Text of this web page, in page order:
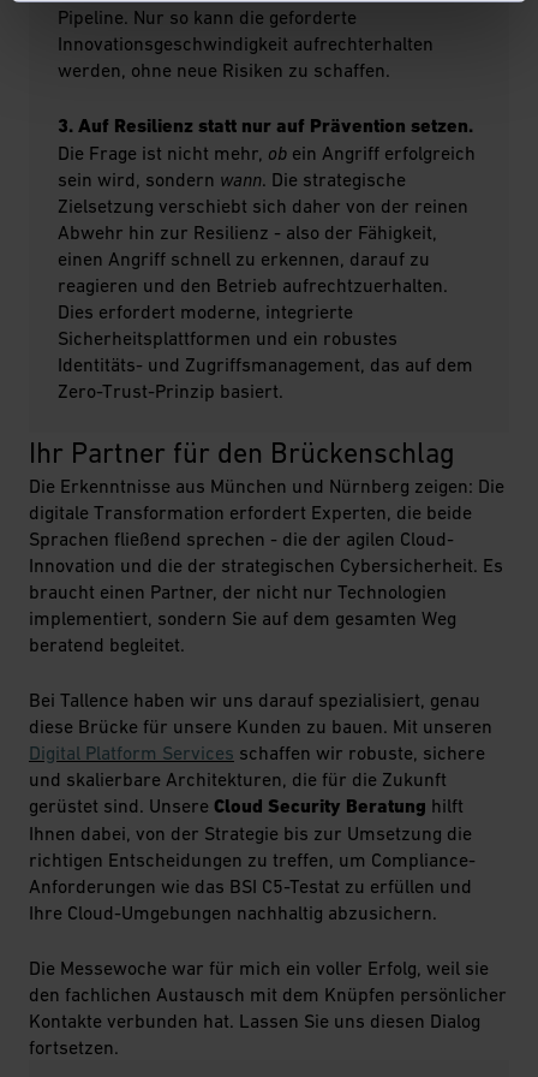
Pipeline. Nur so kann die geforderte
Innovationsgeschwindigkeit aufrechterhalten
werden, ohne neue Risiken zu schaffen.
3. Auf Resilienz statt nur auf Prävention setzen.
Die Frage ist nicht mehr, ob ein Angriff erfolgreich
sein wird, sondern wann. Die strategische
Zielsetzung verschiebt sich daher von der reinen
Abwehr hin zur Resilienz - also der Fähigkeit,
einen Angriff schnell zu erkennen, darauf zu
reagieren und den Betrieb aufrechtzuerhalten.
Dies erfordert moderne, integrierte
Sicherheitsplattformen und ein robustes
Identitäts- und Zugriffsmanagement, das auf dem
Zero-Trust-Prinzip basiert.
Ihr Partner für den Brückenschlag
Die Erkenntnisse aus München und Nürnberg zeigen: Die
digitale Transformation erfordert Experten, die beide
Sprachen fließend sprechen - die der agilen Cloud-
Innovation und die der strategischen Cybersicherheit. Es
braucht einen Partner, der nicht nur Technologien
implementiert, sondern Sie auf dem gesamten Weg
beratend begleitet.
Bei Tallence haben wir uns darauf spezialisiert, genau
diese Brücke für unsere Kunden zu bauen. Mit unseren
Digital Platform Services schaffen wir robuste, sichere
und skalierbare Architekturen, die für die Zukunft
gerüstet sind. Unsere Cloud Security Beratung hilft
Ihnen dabei, von der Strategie bis zur Umsetzung die
richtigen Entscheidungen zu treffen, um Compliance-
Anforderungen wie das BSI C5-Testat zu erfüllen und
Ihre Cloud-Umgebungen nachhaltig abzusichern.
Die Messewoche war für mich ein voller Erfolg, weil sie
den fachlichen Austausch mit dem Knüpfen persönlicher
Kontakte verbunden hat. Lassen Sie uns diesen Dialog
fortsetzen.